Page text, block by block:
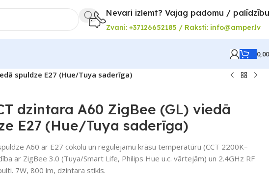
Nevari izlemt? Vajag padomu /
Zvani: +37126652185 / Raksti: info@amper.lv
spuldze E27 (Hue/Tuya saderīga)
dzintara A60 ZigBee (GL) viedā
E27 (Hue/Tuya saderīga)
A60 ar E27 cokolu un regulējamu krāsu temperatūru (CCT 2200K–
ar ZigBee 3.0 (Tuya/Smart Life, Philips Hue u.c. vārtejām) un 2.4GHz RF
7W, 800 lm, dzintara stikls.